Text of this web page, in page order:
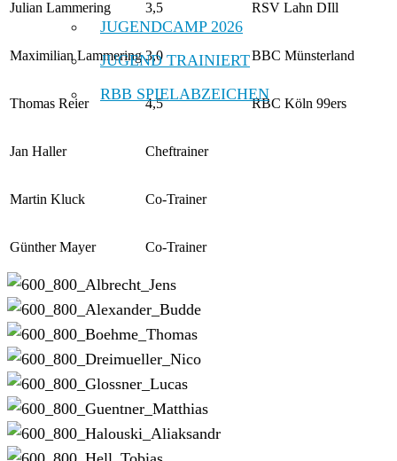
JUGENDCAMP 2026
JUGEND TRAINIERT
RBB SPIELABZEICHEN
Julian Lammering 3,5 RSV Lahn DIll
Maximilian Lammering 3,0 BBC Münsterland
Thomas Reier 4,5 RBC Köln 99ers
Jan Haller Cheftrainer
Martin Kluck Co-Trainer
Günther Mayer Co-Trainer